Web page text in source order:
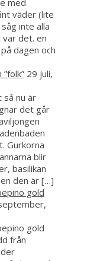
med
väder (lite
inte alla
det. en
dagen och
29 juli,
så nu är
det går
Gurkorna
blir
basilikan
den är […]
gold
gold
från